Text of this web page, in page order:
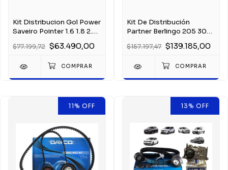
Kit Distribucion Gol Power
Saveiro Pointer 1.6 1.8 2.0
$77.199,72 $63.490,00
Kit De Distribución
Partner Berlingo 205 306
$157.197,47 $139.185,00
11% OFF 13% OFF